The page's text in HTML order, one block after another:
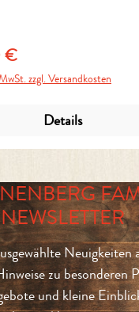
€
zzgl. Versandkosten
Details
NEWSLETTER
Neuigkeiten
zu besonderen
und kleine